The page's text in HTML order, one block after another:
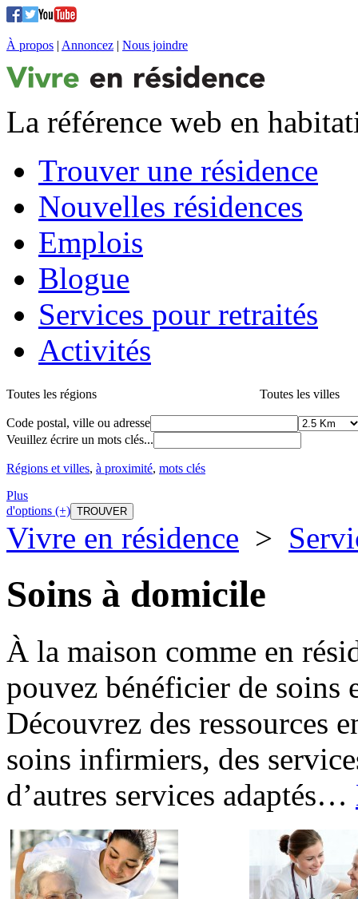
À propos | Annoncez | Nous joindre
La référence web en
Trouver une résidence
Nouvelles résidences
Emplois
Blogue
Services pour retraités
Activités
Toutes les régions Toutes les villes
Code postal, ville ou adresse
Veuillez écrire un mots clés...
Régions et villes, à proximité, mots clés
Plus
d'options (+)
Vivre en résidence >
Soins à domicile
À la maison comme en
pouvez bénéficier de soins
Découvrez des ressources
soins infirmiers, des
d’autres services adaptés…